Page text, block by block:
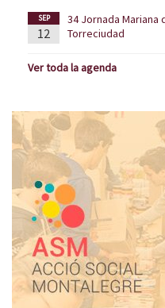
SEP
12
34 Jornada Mariana
Torreciudad
Ver toda la agenda